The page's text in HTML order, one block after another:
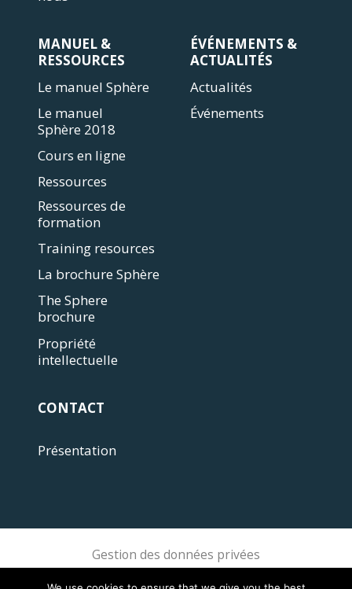
MANUEL &
RESSOURCES
Le manuel Sphère
Le manuel
Sphère 2018
Cours en ligne
Ressources
Ressources de
formation
Training resources
La brochure Sphère
The Sphere
brochure
Propriété
intellectuelle
ÉVÉNEMENTS &
ACTUALITÉS
Actualités
Événements
CONTACT
Présentation
Gestion des données privées